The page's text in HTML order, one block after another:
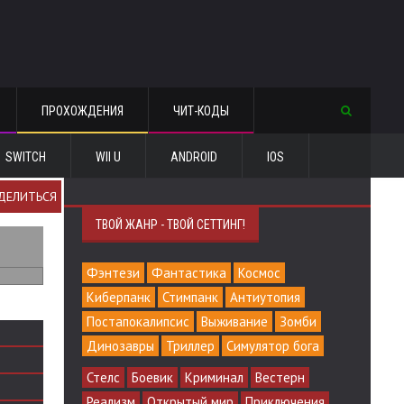
ПРОХОЖДЕНИЯ ЧИТ-КОДЫ
SWITCH WII U ANDROID IOS
ТВОЙ ЖАНР - ТВОЙ СЕТТИНГ!
Фэнтези Фантастика
Космос
Киберпанк
Стимпанк
Антиутопия
Постапокалипсис
Выживание
Зомби
Динозавры
Триллер
Симулятор бога
Стелс
Боевик Криминал
Вестерн